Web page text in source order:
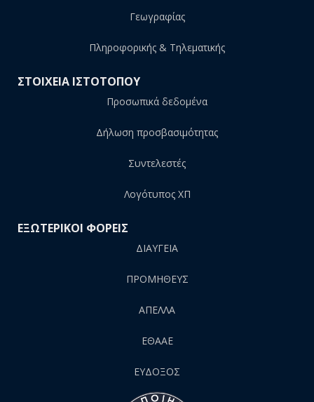
Γεωγραφίας
Πληροφορικής & Τηλεματικής
ΣΤΟΙΧΕΙΑ ΙΣΤΟΤΟΠΟΥ
Προσωπικά δεδομένα
Δήλωση προσβασιμότητας
Συντελεστές
Λογότυπος ΧΠ
ΕΞΩΤΕΡΙΚΟΙ ΦΟΡΕΙΣ
ΔΙΑΥΓΕΙΑ
ΠΡΟΜΗΘΕΥΣ
AΠΕΛΛΑ
ΕΘΑΑΕ
ΕΥΔΟΞΟΣ